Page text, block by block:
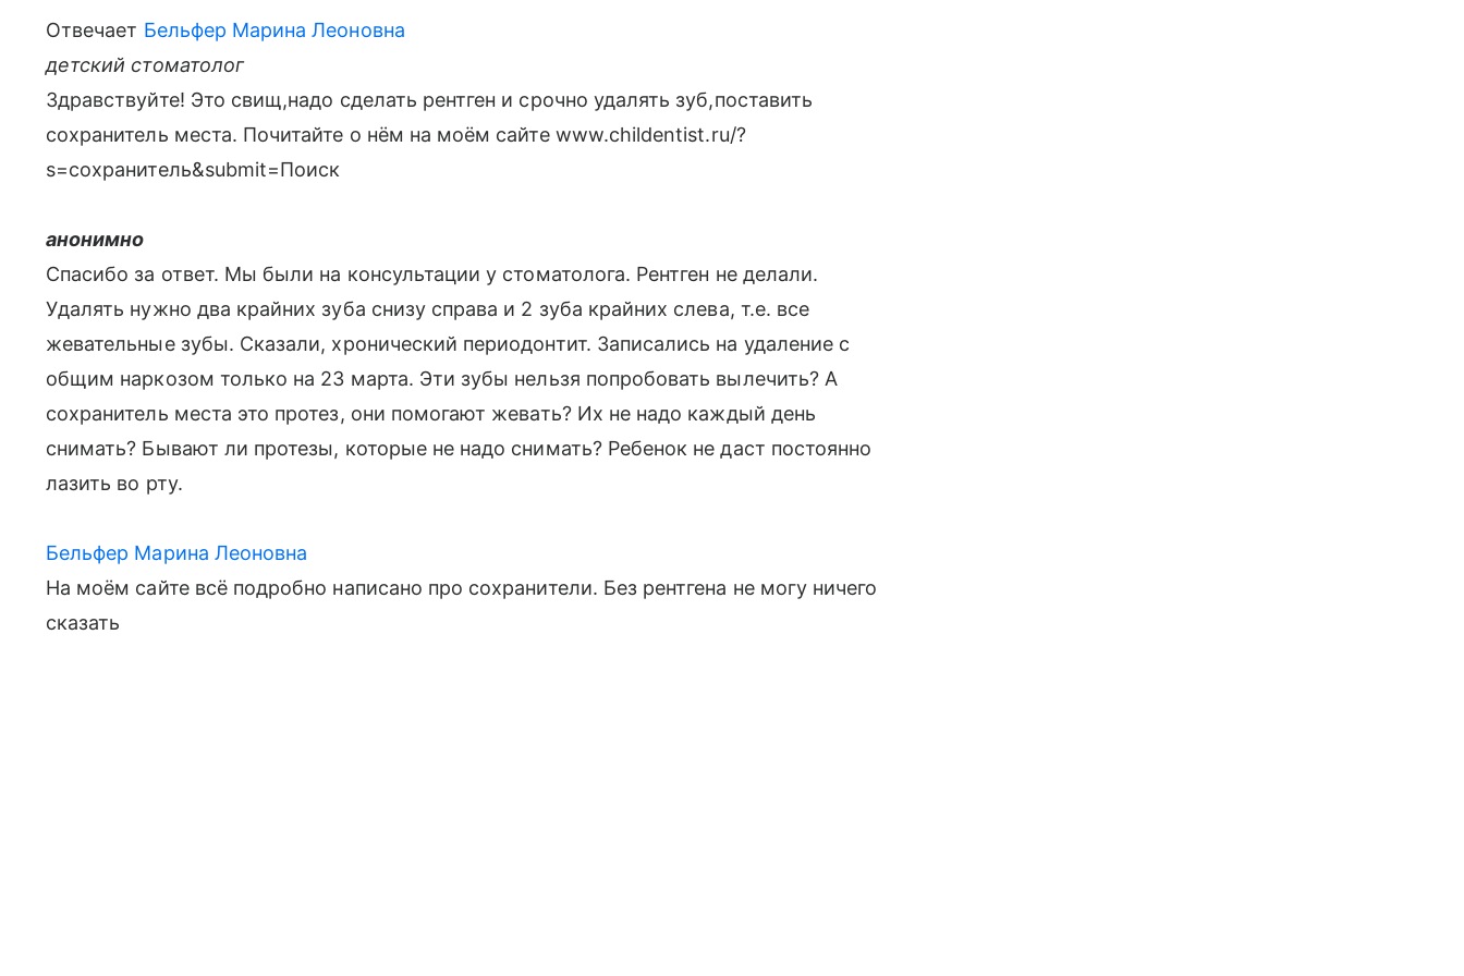
Отвечает Бельфер Марина Леоновна
детский стоматолог
Здравствуйте! Это свищ,надо сделать рентген и срочно удалять зуб,поставить
сохранитель места. Почитайте о нём на моём сайте www.childentist.ru/?
s=сохранитель&submit=Поиск
анонимно
Спасибо за ответ. Мы были на консультации у стоматолога. Рентген не делали.
Удалять нужно два крайних зуба снизу справа и 2 зуба крайних слева, т.е. все
жевательные зубы. Сказали, хронический периодонтит. Записались на удаление с
общим наркозом только на 23 марта. Эти зубы нельзя попробовать вылечить? А
сохранитель места это протез, они помогают жевать? Их не надо каждый день
снимать? Бывают ли протезы, которые не надо снимать? Ребенок не даст постоянно
лазить во рту.
Бельфер Марина Леоновна
На моём сайте всё подробно написано про сохранители. Без рентгена не могу ничего
сказать